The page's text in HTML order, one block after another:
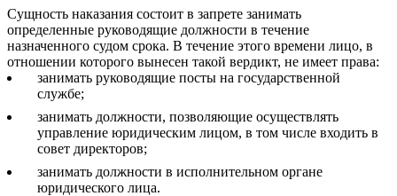
Сущность наказания состоит в запрете занимать
определенные руководящие должности в течение
назначенного судом срока. В течение этого времени лицо, в
отношении которого вынесен такой вердикт, не имеет права:
занимать руководящие посты на государственной
службе;
занимать должности, позволяющие осуществлять
управление юридическим лицом, в том числе входить в
совет директоров;
занимать должности в исполнительном органе
юридического лица.